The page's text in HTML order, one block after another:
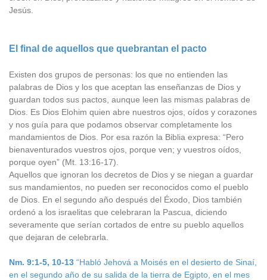
Jesús.
El final de aquellos que quebrantan el pacto
Existen dos grupos de personas: los que no entienden las
palabras de Dios y los que aceptan las enseñanzas de Dios y
guardan todos sus pactos, aunque leen las mismas palabras de
Dios. Es Dios Elohim quien abre nuestros ojos, oídos y corazones
y nos guía para que podamos observar completamente los
mandamientos de Dios. Por esa razón la Biblia expresa: “Pero
bienaventurados vuestros ojos, porque ven; y vuestros oídos,
porque oyen” (Mt. 13:16-17).
Aquellos que ignoran los decretos de Dios y se niegan a guardar
sus mandamientos, no pueden ser reconocidos como el pueblo
de Dios. En el segundo año después del Éxodo, Dios también
ordenó a los israelitas que celebraran la Pascua, diciendo
severamente que serían cortados de entre su pueblo aquellos
que dejaran de celebrarla.
Nm. 9:1-5, 10-13 “Habló Jehová a Moisés en el desierto de Sinaí,
en el segundo año de su salida de la tierra de Egipto, en el mes